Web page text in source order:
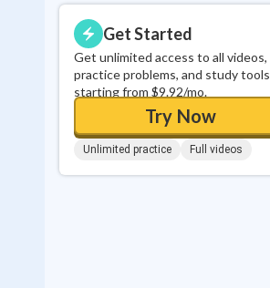
Get Started
Get unlimited access to all videos,
practice problems, and study tools
starting from $9.92/mo.
Try Now
Unlimited practice Full videos